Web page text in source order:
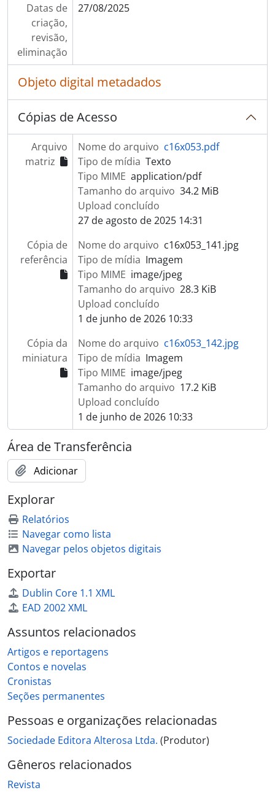
Datas de
criação,
revisão,
eliminação
27/08/2025
Objeto digital metadados
Cópias de Acesso
Arquivo
matriz
Nome do arquivo c16x053.pdf
Tipo de mídia Texto
Tipo MIME application/pdf
Tamanho do arquivo 34.2 MiB
Upload concluído
27 de agosto de 2025 14:31
Cópia de
referência
Nome do arquivo c16x053_141.jpg
Tipo de mídia Imagem
Tipo MIME image/jpeg
Tamanho do arquivo 28.3 KiB
Upload concluído
1 de junho de 2026 10:33
Cópia da
miniatura
Nome do arquivo c16x053_142.jpg
Tipo de mídia Imagem
Tipo MIME image/jpeg
Tamanho do arquivo 17.2 KiB
Upload concluído
1 de junho de 2026 10:33
Área de Transferência
Adicionar
Explorar
Relatórios
Navegar como lista
Navegar pelos objetos digitais
Exportar
Dublin Core 1.1 XML
EAD 2002 XML
Assuntos relacionados
Artigos e reportagens
Contos e novelas
Cronistas
Seções permanentes
Pessoas e organizações relacionadas
Sociedade Editora Alterosa Ltda. (Produtor)
Gêneros relacionados
Revista